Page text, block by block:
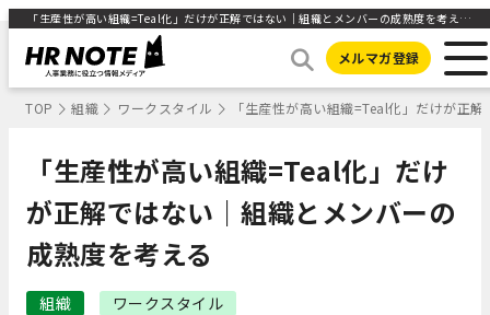
「生産性が高い組織=Teal化」だけが正解ではない｜組織とメンバーの成熟度を考える | 人事部から企業成長を応援するメディアHR NOTE
メルマガ登録
TOP 組織 ワークスタイル 「生産性が高い組織=Teal化」だけが正
「生産性が高い組織=Teal化」だけ
が正解ではない｜組織とメンバーの
成熟度を考える
組織 ワークスタイル